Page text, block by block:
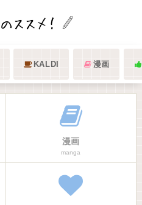
KALDI 漫画
漫画
manga